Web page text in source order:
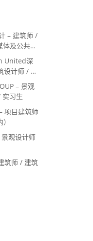
– 建筑师 /
及公共关
United深
设计师 / 室
– 景观
习生
项目建筑师
观设计师
筑师 / 建筑